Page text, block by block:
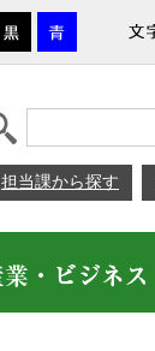
担当課から探す